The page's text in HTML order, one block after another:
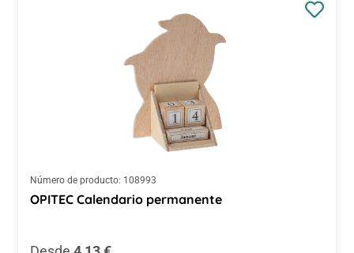
Número de producto: 108993
OPITEC Calendario permanente